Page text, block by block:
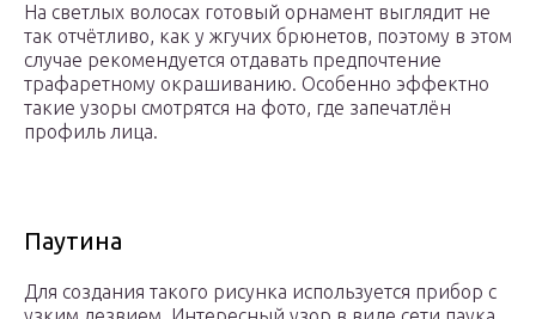
На светлых волосах готовый орнамент выглядит не
так отчётливо, как у жгучих брюнетов, поэтому в этом
случае рекомендуется отдавать предпочтение
трафаретному окрашиванию. Особенно эффектно
такие узоры смотрятся на фото, где запечатлён
профиль лица.
Паутина
Для создания такого рисунка используется прибор с